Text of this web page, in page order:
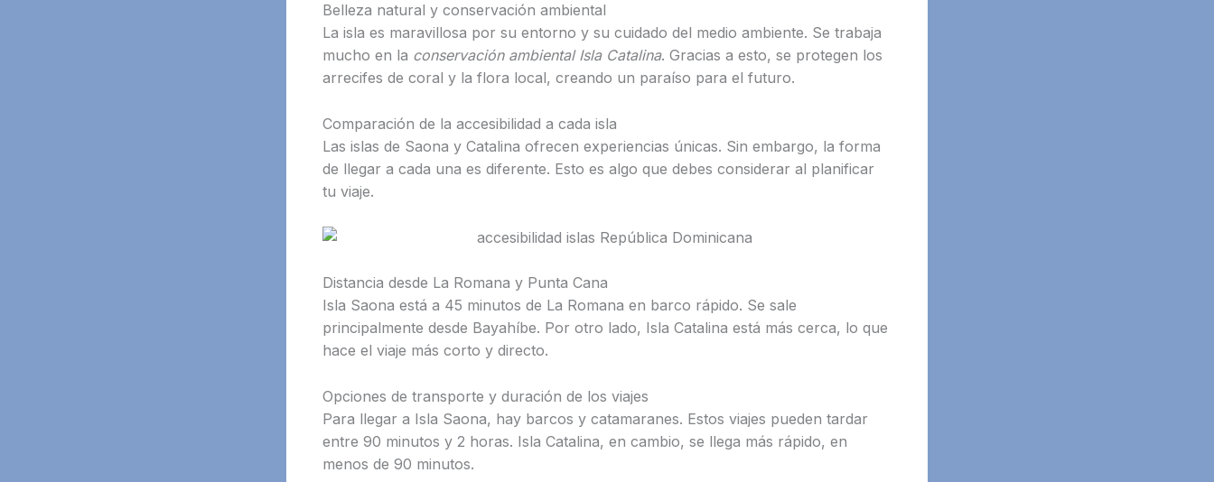
Belleza natural y conservación ambiental
La isla es maravillosa por su entorno y su cuidado del medio ambiente. Se trabaja
mucho en la conservación ambiental Isla Catalina. Gracias a esto, se protegen los
arrecifes de coral y la flora local, creando un paraíso para el futuro.
Comparación de la accesibilidad a cada isla
Las islas de Saona y Catalina ofrecen experiencias únicas. Sin embargo, la forma
de llegar a cada una es diferente. Esto es algo que debes considerar al planificar
tu viaje.
Distancia desde La Romana y Punta Cana
Isla Saona está a 45 minutos de La Romana en barco rápido. Se sale
principalmente desde Bayahíbe. Por otro lado, Isla Catalina está más cerca, lo que
hace el viaje más corto y directo.
Opciones de transporte y duración de los viajes
Para llegar a Isla Saona, hay barcos y catamaranes. Estos viajes pueden tardar
entre 90 minutos y 2 horas. Isla Catalina, en cambio, se llega más rápido, en
menos de 90 minutos.